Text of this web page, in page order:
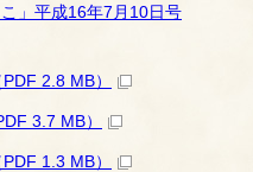
」平成16年7月10日号
2.8 MB）
3.7 MB）
1.3 MB）